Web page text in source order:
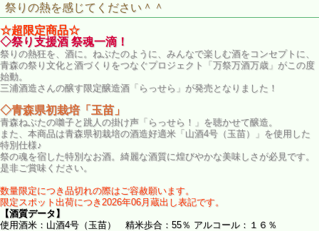
祭りの熱を感じてください＾＾
☆超限定商品☆
◇祭り支援酒 祭魂一滴！
祭りの熱狂を、酒に。ねぶたのように、みんなで楽しむ酒をコンセプトに、
青森の祭り文化と酒づくりをつなぐプロジェクト「万祭万酒万歳」がこの度
始動。
三浦酒造さんの醸す限定醸造酒「らっせら」が発売となりました！
◇青森県初栽培「玉苗」
青森ねぶたの囃子と跳人の掛け声「らっせら！」を聴かせて醸造。
また、本商品は青森県初栽培の酒造好適米「山酒4号（玉苗）」を使用した
特別仕様♪
祭の魂を宿した特別なお酒。綺麗な酒質に煌びやかな美味しさが必見です。
是非ご賞味ください。
数量限定につき品切れの際はご容赦願います。
限定スポット出荷につき2026年06月蔵出し表記です。
【酒質データ】
使用酒米：山酒4号（玉苗） 精米歩合：55％ アルコール：１６％